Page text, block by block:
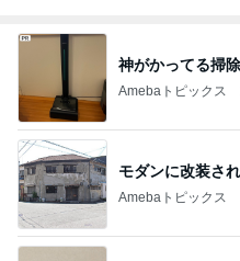
神がかってる掃
Amebaトピックス
モダンに改装さ
Amebaトピックス